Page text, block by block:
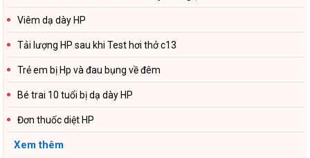
Viêm dạ dày HP
Tải lượng HP sau khi Test hơi thở c13
Trẻ em bị Hp và đau bụng về đêm
Bé trai 10 tuổi bị dạ dày HP
Đơn thuốc diệt HP
Xem thêm